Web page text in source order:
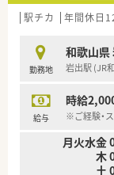
【想定され
ダブルチェ
す。
■外来対応
す。
■ドミナン
す。
駅チカ 年間休日
勤務地
和歌山県
岩出駅 (JR
給与
時給
※ご経験・
月火水金
木 08
土 08